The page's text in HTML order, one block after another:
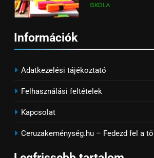
ISKOLA
7
ISKOLA
Információk
Adatkezelési tájékoztató
Felhasználási feltételek
Kapcsolat
Ceruzakeménység.hu – Fedezd fel a